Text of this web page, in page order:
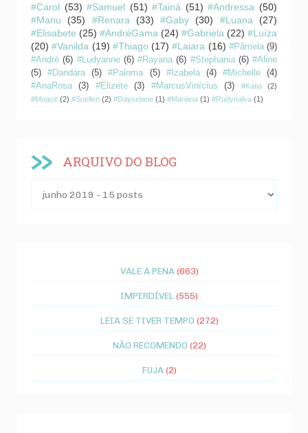
#Carol (53) #Samuel (51) #Tainá (51) #Andressa (50)
#Manu
(35) #Renara (33) #Gaby (30) #Luana
(27)
#Elisabete (25) #AndréGama (24) #Gabriela (22) #Luíza
(20) #Vanilda (19) #Thiago (17) #Laiara (16) #Pâmela (9)
#André (6) #Ludyanne (6) #Rayana (6) #Stephania (6) #Aline
(5)
#Dandára (5) #Paloma (5) #Izabela (4) #Michelle
(4)
#AnaRosa
(3) #Elizete (3) #MarcusVinícius (3) #Kátia
(2)
#Moacir (2) #Suellen (2) #Dayselane (1) #Mariana (1) #Rudynalva (1)
ARQUIVO DO BLOG
VALE A PENA (663)
IMPERDÍVEL (555)
LEIA SE TIVER TEMPO (272)
NÃO RECOMENDO (22)
FUJA (2)